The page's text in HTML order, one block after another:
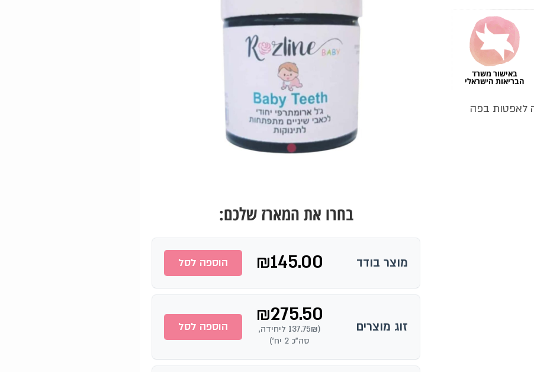
באישור משרד
הבריאות הישראלי
לאפטות בפה
בחרו את המארז שלכם:
מוצר בודד ₪145.00 הוספה לסל
זוג מוצרים
₪275.50
(137.75₪ ליחידה,
סה"כ 2 יח')
הוספה לסל